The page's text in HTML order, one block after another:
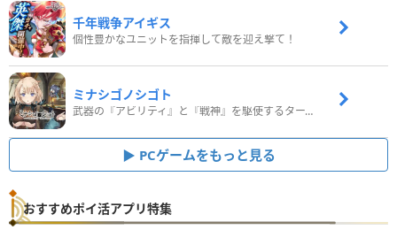
千年戦争アイギス
個性豊かなユニットを指揮して敵を迎え撃て！
ミナシゴノシゴト
武器の『アビリティ』と『戦神』を駆使するターン制コマンドバトルRPG！
PCゲームをもっと見る
おすすめポイ活アプリ特集